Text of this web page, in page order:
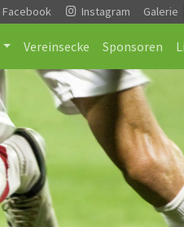
Facebook Instagram Galerie
Vereinsecke Sponsoren